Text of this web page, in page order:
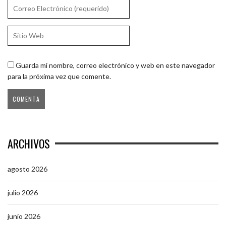
Guarda mi nombre, correo electrónico y web en este navegador
para la próxima vez que comente.
ARCHIVOS
agosto 2026
julio 2026
junio 2026